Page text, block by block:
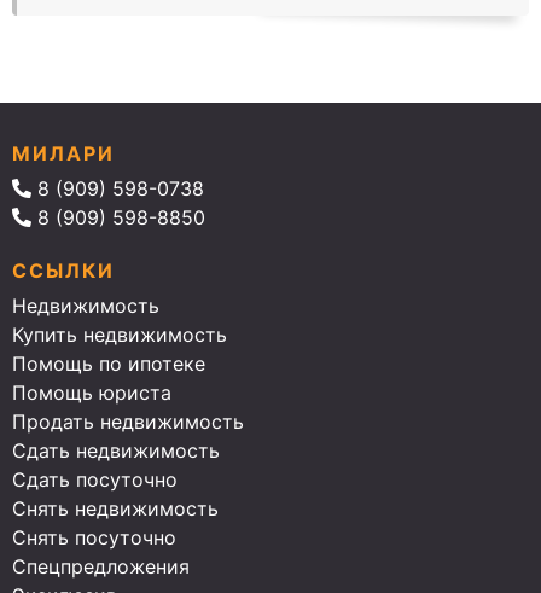
МИЛАРИ
8 (909) 598-0738
8 (909) 598-8850
ССЫЛКИ
Недвижимость
Купить недвижимость
Помощь по ипотеке
Помощь юриста
Продать недвижимость
Сдать недвижимость
Сдать посуточно
Снять недвижимость
Снять посуточно
Спецпредложения